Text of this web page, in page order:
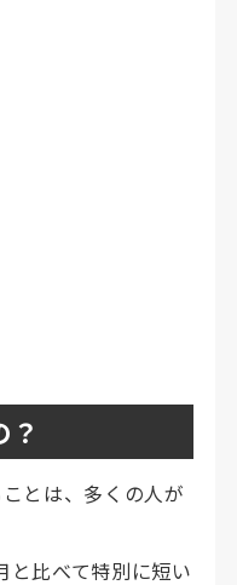
とは、多くの人が
と比べて特別に短い